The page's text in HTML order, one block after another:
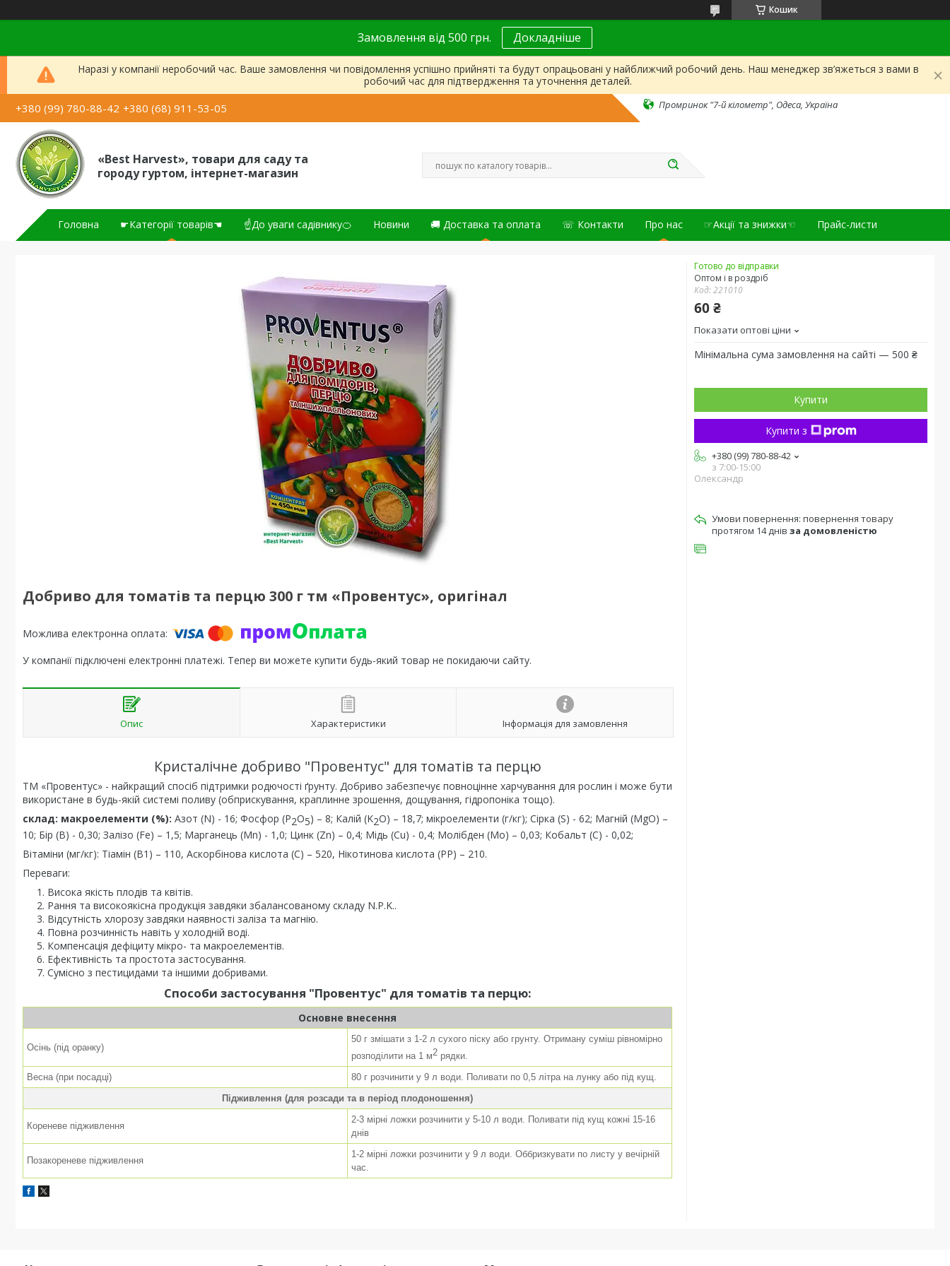
Кошик
Замовлення від 500 грн. Докладніше
Наразі у компанії неробочий час. Ваше замовлення чи повідомлення успішно прийняті та будут опрацьовані у найближчий робочий день. Наш менеджер зв’яжеться з вами в
робочий час для підтвердження та уточнення деталей.
+380 (99) 780-88-42 +380 (68) 911-53-05 Промринок "7-й кілометр", Одеса, Україна
«Best Harvest», товари для саду та
городу гуртом, інтернет-магазин
Головна ☛Категорії товарів☚ ☝До уваги садівнику🍊 Новини 🚚 Доставка та оплата ☏ Контакти Про нас ☞Акції та знижки☜ Прайс-листи
Добриво для томатів та перцю 300 г тм «Провентус», оригінал
У компанії підключені електронні платежі. Тепер ви можете купити будь-який товар не покидаючи сайту.
Опис Характеристики Інформація для замовлення
Кристалічне добриво "Провентус" для томатів та перцю
ТМ «Провентус» - найкращий спосіб підтримки родючості ґрунту. Добриво забезпечує повноцінне харчування для рослин і може бути
використане в будь-якій системі поливу (обприскування, краплинне зрошення, дощування, гідропоніка тощо).
склад: макроелементи (%): Азот (N) - 16; Фосфор (P2O5) – 8; Калій (K2O) – 18,7; мікроелементи (г/кг); Сірка (S) - 62; Магній (MgO) –
10; Бір (В) - 0,30; Залізо (Fe) – 1,5; Марганець (Mn) - 1,0; Цинк (Zn) – 0,4; Мідь (Сu) - 0,4; Молібден (Mo) – 0,03; Кобальт (С) - 0,02;
Вітаміни (мг/кг): Тіамін (В1) – 110, Аскорбінова кислота (С) – 520, Нікотинова кислота (РР) – 210.
Переваги:
Висока якість плодів та квітів.
Рання та високоякісна продукція завдяки збалансованому складу N.P.K..
Відсутність хлорозу завдяки наявності заліза та магнію.
Повна розчинність навіть у холодній воді.
Компенсація дефіциту мікро- та макроелементів.
Ефективність та простота застосування.
Сумісно з пестицидами та іншими добривами.
Способи застосування "Провентус" для томатів та перцю:
Основне внесення
Осінь (під оранку)
50 г змішати з 1-2 л сухого піску або грунту. Отриману суміш рівномірно
розподілити на 1 м2 рядки.
Весна (при посадці)
80 г розчинити у 9 л води. Поливати по 0,5 літра на лунку або під кущ.
Підживлення (для розсади та в період плодоношення)
Кореневе підживлення
2-3 мірні ложки розчинити у 5-10 л води. Поливати під кущ кожні 15-16
днів
Позакореневе підживлення
1-2 мірні ложки розчинити у 9 л води. Оббризкувати по листу у вечірній
час.
Готово до відправки
Оптом і в роздріб
Код:221010
60 ₴
Показати оптові ціни
Мінімальна сума замовлення на сайті — 500 ₴
Купити
Купити з
+380 (99) 780-88-42
з 7:00-15:00
Олександр
повернення товару
протягом 14 днів за домовленістю